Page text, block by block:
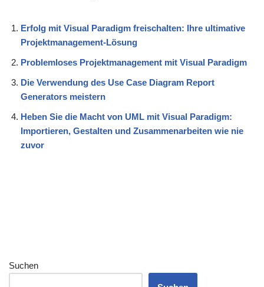
Erfolg mit Visual Paradigm freischalten: Ihre ultimative
Projektmanagement-Lösung
Problemloses Projektmanagement mit Visual Paradigm
Die Verwendung des Use Case Diagram Report
Generators meistern
Heben Sie die Macht von UML mit Visual Paradigm:
Importieren, Gestalten und Zusammenarbeiten wie nie
zuvor
Suchen